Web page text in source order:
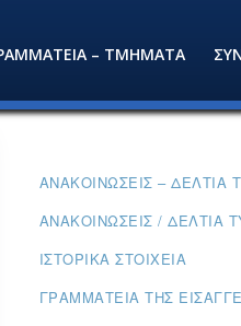
– ΤΜΗΜΑΤΑ
ΑΝΑΚΟΙΝΏΣΕΙΣ – ΔΕΛΤΊΑ
ΑΝΑΚΟΙΝΏΣΕΙΣ / ΔΕΛΤΊΑ
ΙΣΤΟΡΙΚΆ ΣΤΟΙΧΕΊΑ
ΓΡΑΜΜΑΤΕΊΑ ΤΗΣ